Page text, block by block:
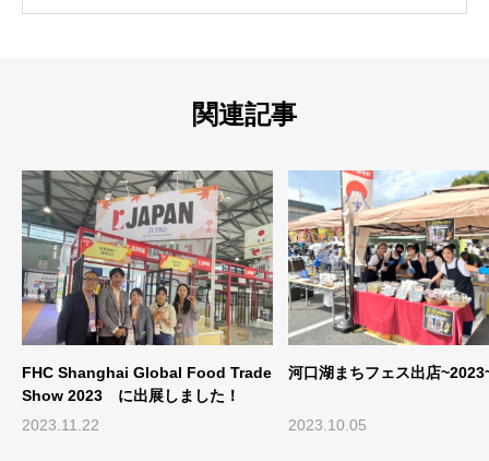
関連記事
FHC Shanghai Global Food Trade
Show 2023 に出展しました！
2023.11.22
河口湖まちフェス出店
2023.10.05